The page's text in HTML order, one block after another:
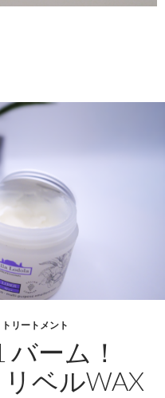
リートメント
バーム！
ベルWAX